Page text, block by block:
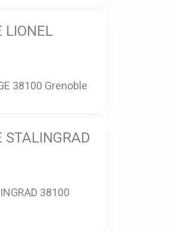
LIONEL
38100 Grenoble
STALINGRAD
38100